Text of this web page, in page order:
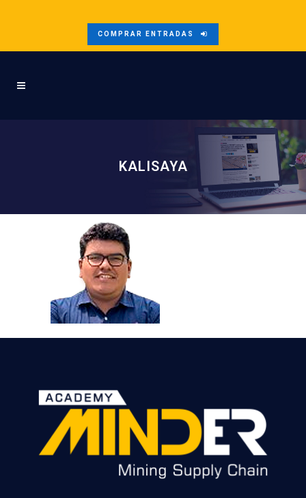
COMPRAR ENTRADAS
KALISAYA